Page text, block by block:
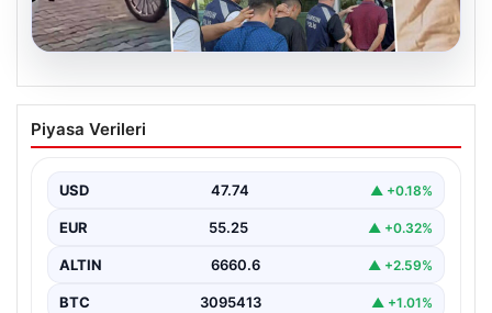
06.08.2026
Rapçi Keskin’in Klipte Silah Kullanımı
Nedeniyle Gözaltına Alınması
rapçi Yüşa Keskin, son yaptığı müzik klibinde…
Piyasa Verileri
USD 47.74 ▲ +0.18%
EUR 55.25 ▲ +0.32%
ALTIN 6660.6 ▲ +2.59%
BTC 3095413 ▲ +1.01%